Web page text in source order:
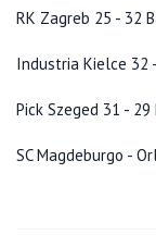
RK Zagreb 25 - 32
Industria Kielce 32
Pick Szeged 31 -
SC Magdeburgo -